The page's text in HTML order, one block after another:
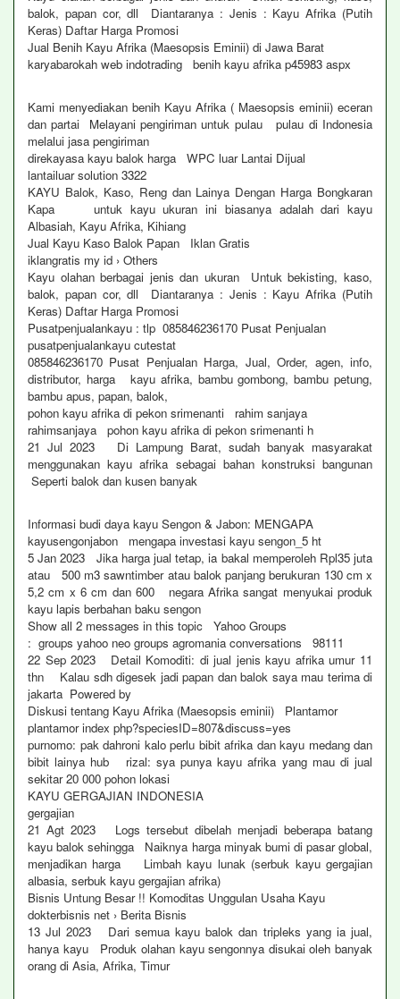
balok, papan cor, dll Diantaranya : Jenis : Kayu Afrika (Putih
Keras) Daftar Harga Promosi
Jual Benih Kayu Afrika (Maesopsis Eminii) di Jawa Barat
karyabarokah web indotrading benih kayu afrika p45983 aspx
Kami menyediakan benih Kayu Afrika ( Maesopsis eminii) eceran
dan partai Melayani pengiriman untuk pulau pulau di Indonesia
melalui jasa pengiriman
direkayasa kayu balok harga WPC luar Lantai Dijual
lantailuar solution 3322
KAYU Balok, Kaso, Reng dan Lainya Dengan Harga Bongkaran
Kapa untuk kayu ukuran ini biasanya adalah dari kayu
Albasiah, Kayu Afrika, Kihiang
Jual Kayu Kaso Balok Papan Iklan Gratis
iklangratis my id › Others
Kayu olahan berbagai jenis dan ukuran Untuk bekisting, kaso,
balok, papan cor, dll Diantaranya : Jenis : Kayu Afrika (Putih
Keras) Daftar Harga Promosi
Pusatpenjualankayu : tlp 085846236170 Pusat Penjualan
pusatpenjualankayu cutestat
085846236170 Pusat Penjualan Harga, Jual, Order, agen, info,
distributor, harga kayu afrika, bambu gombong, bambu petung,
bambu apus, papan, balok,
pohon kayu afrika di pekon srimenanti rahim sanjaya
rahimsanjaya pohon kayu afrika di pekon srimenanti h
21 Jul 2023 Di Lampung Barat, sudah banyak masyarakat
menggunakan kayu afrika sebagai bahan konstruksi bangunan
Seperti balok dan kusen banyak
Informasi budi daya kayu Sengon & Jabon: MENGAPA
kayusengonjabon mengapa investasi kayu sengon_5 ht
5 Jan 2023 Jika harga jual tetap, ia bakal memperoleh Rpl35 juta
atau 500 m3 sawntimber atau balok panjang berukuran 130 cm x
5,2 cm x 6 cm dan 600 negara Afrika sangat menyukai produk
kayu lapis berbahan baku sengon
Show all 2 messages in this topic Yahoo Groups
: groups yahoo neo groups agromania conversations 98111
22 Sep 2023 Detail Komoditi: di jual jenis kayu afrika umur 11
thn Kalau sdh digesek jadi papan dan balok saya mau terima di
jakarta Powered by
Diskusi tentang Kayu Afrika (Maesopsis eminii) Plantamor
plantamor index php?speciesID=807&discuss=yes
purnomo: pak dahroni kalo perlu bibit afrika dan kayu medang dan
bibit lainya hub rizal: sya punya kayu afrika yang mau di jual
sekitar 20 000 pohon lokasi
KAYU GERGAJIAN INDONESIA
gergajian
21 Agt 2023 Logs tersebut dibelah menjadi beberapa batang
kayu balok sehingga Naiknya harga minyak bumi di pasar global,
menjadikan harga Limbah kayu lunak (serbuk kayu gergajian
albasia, serbuk kayu gergajian afrika)
Bisnis Untung Besar !! Komoditas Unggulan Usaha Kayu
dokterbisnis net › Berita Bisnis
13 Jul 2023 Dari semua kayu balok dan tripleks yang ia jual,
hanya kayu Produk olahan kayu sengonnya disukai oleh banyak
orang di Asia, Afrika, Timur